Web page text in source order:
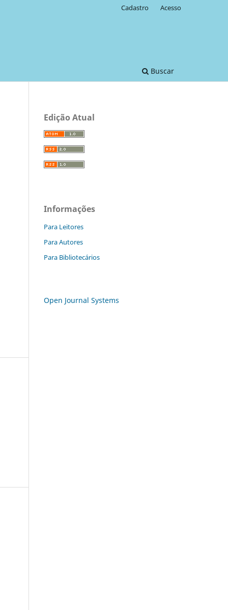
Buscar
Cadastro Acesso
Edição Atual
Informações
Para Leitores
Para Autores
Para Bibliotecários
Open Journal Systems